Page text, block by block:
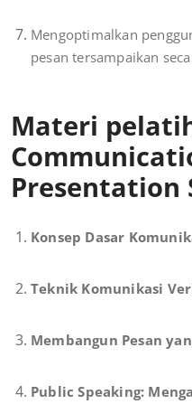
Mengoptimalkan
pesan tersampaikan
Materi
Presentation
Konsep Dasar
Teknik Komunikasi
Membangun Pesan
Public Speaking: